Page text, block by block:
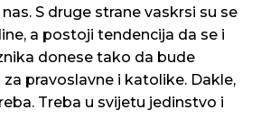
S druge strane vaskrsi su se
a postoji tendencija da se i
donese tako da bude
pravoslavne i katolike. Dakle,
Treba u svijetu jedinstvo i